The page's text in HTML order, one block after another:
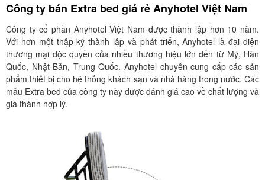
Công ty bán Extra bed giá rẻ Anyhotel Việt Nam
Công ty cổ phần Anyhotel Việt Nam được thành lập hơn 10 năm.
Với hơn một thập kỷ thành lập và phát triển, Anyhotel là đại diện
thương mại độc quyền của nhiều thương hiệu lớn đến từ Mỹ, Hàn
Quốc, Nhật Bản, Trung Quốc. Anyhotel chuyên cung cấp các sản
phẩm thiết bị cho hệ thống khách sạn và nhà hàng trong nước. Các
mẫu Extra bed của công ty này được đánh giá cao về chất lượng và
giá thành hợp lý.